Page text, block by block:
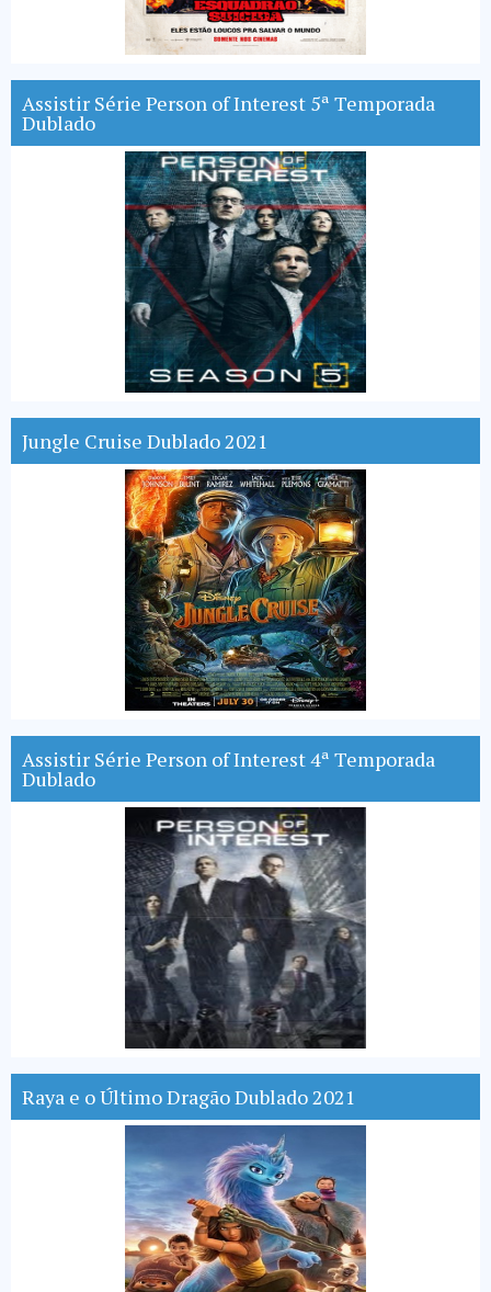
Assistir Série Person of Interest 5ª Temporada
Dublado
Jungle Cruise Dublado 2021
Assistir Série Person of Interest 4ª Temporada
Dublado
Raya e o Último Dragão Dublado 2021